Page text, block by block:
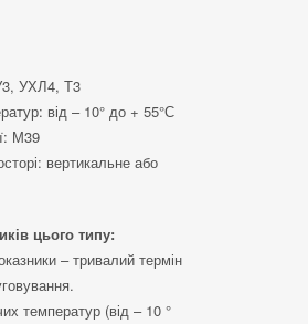
УХЛ4, Т3
від – 10° до + 55°С
М39
вертикальне або
цього типу:
– тривалий термін
температур (від – 10 °